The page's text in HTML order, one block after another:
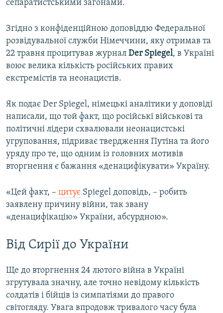
сепаратистськими загонами.
Згідно з конфіденційною доповіддю Федеральної
розвідувальної служби Німеччини, яку отримав та
22 травня процитував журнал Der Spiegel, в Україні
воює велика кількість російських правих
екстремістів та неонацистів.
Як подає Der Spiegel, німецькі аналітики у доповіді
написали, що той факт, що російські військові та
політичні лідери схвалювали неонацистські
угруповання, підриває твердження Путіна та його
уряду про те, що одним із головних мотивів
вторгнення є бажання «денацифікувати» Україну.
«Цей факт, – цитує Spiegel доповідь, – робить
заявлену причину війни, так звану
«денацифікацію» України, абсурдною».
Від Сирії до України
Ще до вторгнення 24 лютого війна в Україні
згрутувала значну, але точно невідому кількість
солдатів і бійців із симпатіями до правого
світогляду. Увага впродовж тривалого часу була